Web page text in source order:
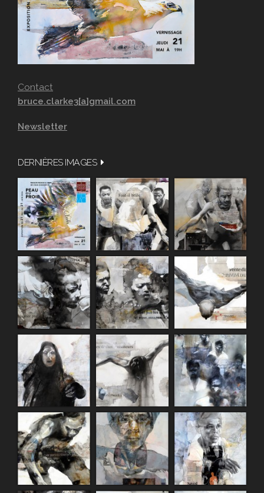
Contact
bruce.clarke3[a]gmail.com
Newsletter
DERNIÈRES IMAGES